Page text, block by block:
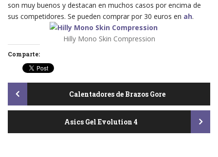
son muy buenos y destacan en muchos casos por encima de
sus competidores. Se pueden comprar por 30 euros en ah.
Hilly Mono Skin Compression
Comparte:
Post
navigation
Calentadores de Brazos Gore
Asics Gel Evolution 4